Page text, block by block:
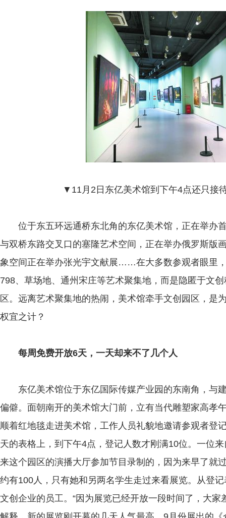
▼11月2日东亿美术馆到下午4点还只接
位于东五环远通桥东北角的东亿美术馆，正在举办
与双桥东路交叉口的塞隆艺术空间，正在举办俄罗斯版
象空间正在举办张光宇文献展……在大多数参观者眼里
798、草场地、通州宋庄等艺术聚集地，而是隐匿于文
区。远离艺术聚集地的热闹，美术馆牵手文创园区，是
权宜之计？
每周免费开放6天，一天却来不了几个人
东亿美术馆位于东亿国际传媒产业园的东南角，与
偏僻。面朝南开的美术馆大门前，立有当代雕塑家高孝
顺着红地毯走进美术馆，工作人员礼貌地邀请参观者登
天的表格上，到下午4点，登记人数才刚满10位。一位
来这个园区的演播大厅参加节目录制的，因为来早了就
约有100人，只有她和另两名学生走过来看展览。从登
文创企业的员工。“因为展览已经开放一段时间了，大家